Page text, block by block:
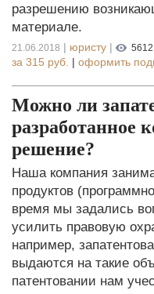
разрешению
материале.
21.06.2018 | юристу | 5612
за 315 руб. | оформить
Можно ли
разработанное
решение?
Наша компания
продуктов
время мы задались
усилить правовую
например,
выдаются на такие
патентовании нам